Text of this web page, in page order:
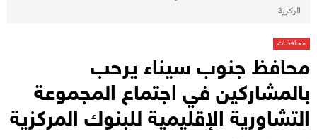
المركزية
محافظات
محافظ جنوب سيناء يرحب
بالمشاركين في اجتماع المجموعة
التشاورية الإقليمية للبنوك المركزية